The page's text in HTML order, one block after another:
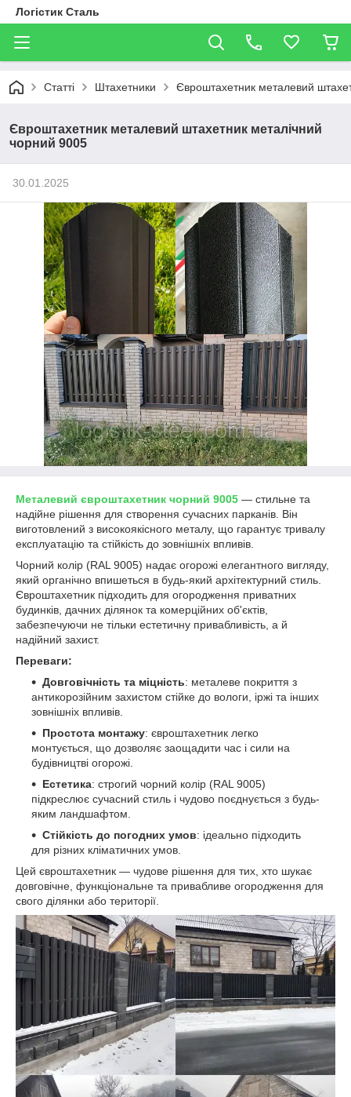
Логістик Сталь
Статті Штахетники Євроштахетник металевий
Євроштахетник металевий штахетник металічний
чорний 9005
30.01.2025
Металевий євроштахетник чорний 9005 — стильне та
надійне рішення для створення сучасних парканів. Він
виготовлений з високоякісного металу, що гарантує тривалу
експлуатацію та стійкість до зовнішніх впливів.
Чорний колір (RAL 9005) надає огорожі елегантного вигляду,
який органічно впишеться в будь-який архітектурний стиль.
Євроштахетник підходить для огородження приватних
будинків, дачних ділянок та комерційних об'єктів,
забезпечуючи не тільки естетичну привабливість, а й
надійний захист.
Переваги:
Довговічність та міцність: металеве покриття з
антикорозійним захистом стійке до вологи, іржі та інших
зовнішніх впливів.
Простота монтажу: євроштахетник легко
монтується, що дозволяє заощадити час і сили на
будівництві огорожі.
Естетика: строгий чорний колір (RAL 9005)
підкреслює сучасний стиль і чудово поєднується з будь-
яким ландшафтом.
Стійкість до погодних умов: ідеально підходить
для різних кліматичних умов.
Цей євроштахетник — чудове рішення для тих, хто шукає
довговічне, функціональне та привабливе огородження для
свого ділянки або території.